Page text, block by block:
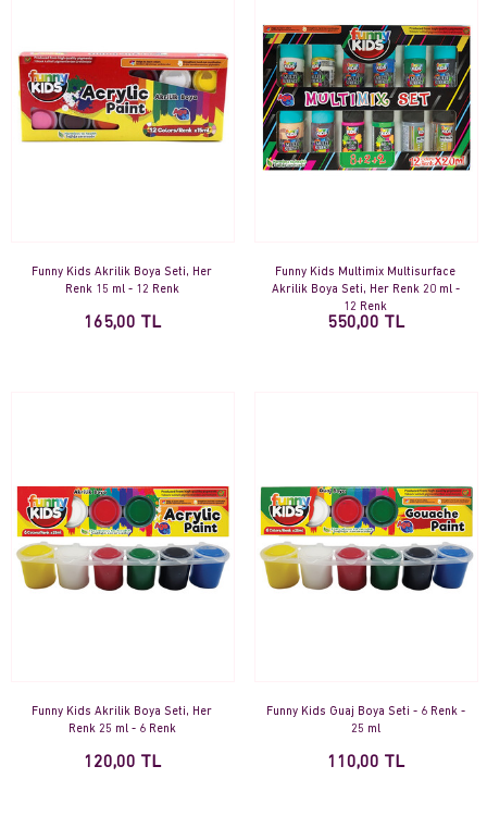
Funny Kids Akrilik Boya Seti, Her
Renk 15 ml - 12 Renk
165,00 TL
Funny Kids Multimix Multisurface
Akrilik Boya Seti, Her Renk 20 ml -
12 Renk
550,00 TL
Funny Kids Akrilik Boya Seti, Her
Renk 25 ml - 6 Renk
120,00 TL
Funny Kids Guaj Boya Seti - 6 Renk -
25 ml
110,00 TL